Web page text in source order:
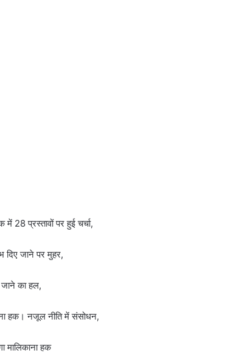
28 प्रस्तावों पर हुई चर्चा,
दिए जाने पर मुहर,
जाने का हल,
हक। नजूल नीति में संसोधन,
मालिकाना हक